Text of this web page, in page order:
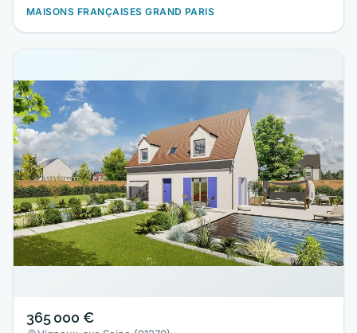
MAISONS FRANÇAISES GRAND PARIS
365 000 €